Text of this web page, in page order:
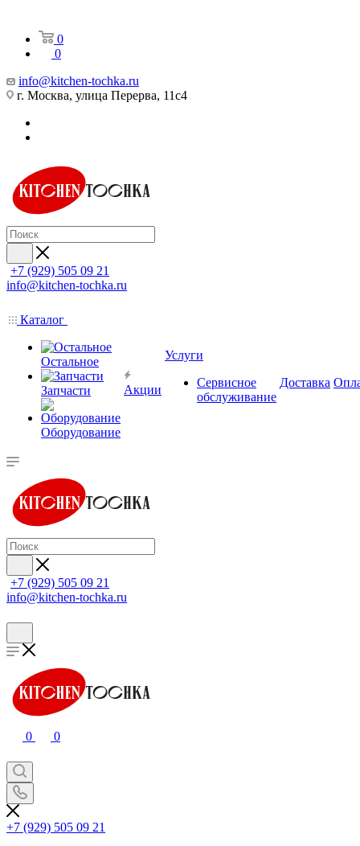
0
0
info@kitchen-tochka.ru
г. Москва, улица Перерва, 11с4
+7 (929) 505 09 21
info@kitchen-tochka.ru
Каталог
Остальное
Запчасти
Оборудование
Акции
Услуги
Сервисное
обслуживание
Доставка
+7 (929) 505 09 21
info@kitchen-tochka.ru
0 0
+7 (929) 505 09 21